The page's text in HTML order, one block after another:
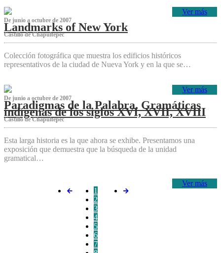
Ver más
De junio a octubre de 2007
Landmarks of New York
Castillo de Chapultepec
Colección fotográfica que muestra los edificios históricos
representativos de la ciudad de Nueva York y en la que se…
Ver más
De junio a octubre de 2007
Paradigmas de la Palabra. Gramáticas
indígenas de los siglos XVI, XVII, XVIII
Castillo de Chapultepec
Esta larga historia es la que ahora se exhibe. Presentamos una
exposición que demuestra que la búsqueda de la unidad
gramatical…
Ver más
1
2
3
4
5
6
7